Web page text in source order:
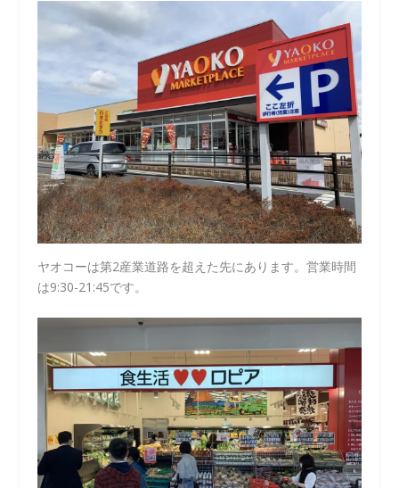
ヤオコーは第2産業道路を超えた先にあります。営業時間
は9:30-21:45です。